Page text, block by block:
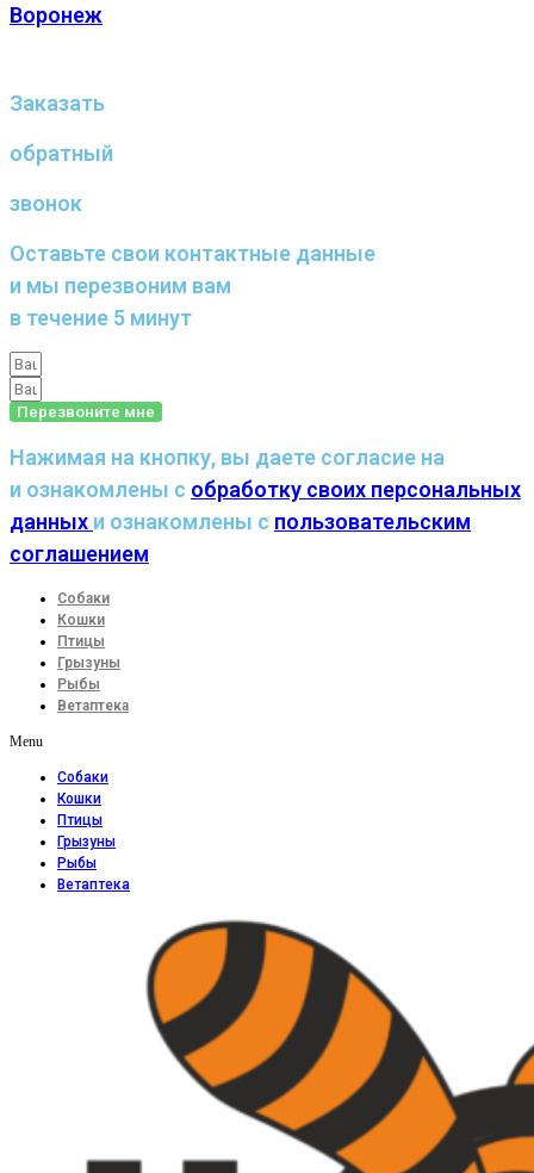
Воронеж
Заказать
обратный
звонок
Оставьте свои контактные данные
и мы перезвоним вам
в течение 5 минут
Перезвоните мне
Нажимая на кнопку, вы даете согласие на
и ознакомлены с обработку своих персональных
данных и ознакомлены с пользовательским
соглашением
Собаки
Кошки
Птицы
Грызуны
Рыбы
Ветаптека
Menu
Собаки
Кошки
Птицы
Грызуны
Рыбы
Ветаптека